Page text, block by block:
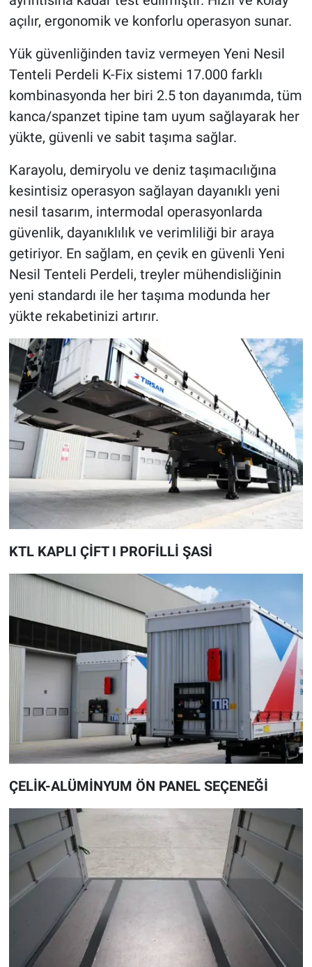
açılır, ergonomik ve konforlu operasyon sunar.
Yük güvenliğinden taviz vermeyen Yeni Nesil
Tenteli Perdeli K-Fix sistemi 17.000 farklı
kombinasyonda her biri 2.5 ton dayanımda, tüm
kanca/spanzet tipine tam uyum sağlayarak her
yükte, güvenli ve sabit taşıma sağlar.
Karayolu, demiryolu ve deniz taşımacılığına
kesintisiz operasyon sağlayan dayanıklı yeni
nesil tasarım, intermodal operasyonlarda
güvenlik, dayanıklılık ve verimliliği bir araya
getiriyor. En sağlam, en çevik en güvenli Yeni
Nesil Tenteli Perdeli, treyler mühendisliğinin
yeni standardı ile her taşıma modunda her
yükte rekabetinizi artırır.
KTL KAPLI ÇİFT I PROFİLLİ ŞASİ
ÇELİK-ALÜMİNYUM ÖN PANEL SEÇENEĞİ